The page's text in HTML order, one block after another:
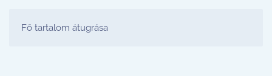
Fő tartalom átugrása
FESTŐ PARTY STÚDIÓ